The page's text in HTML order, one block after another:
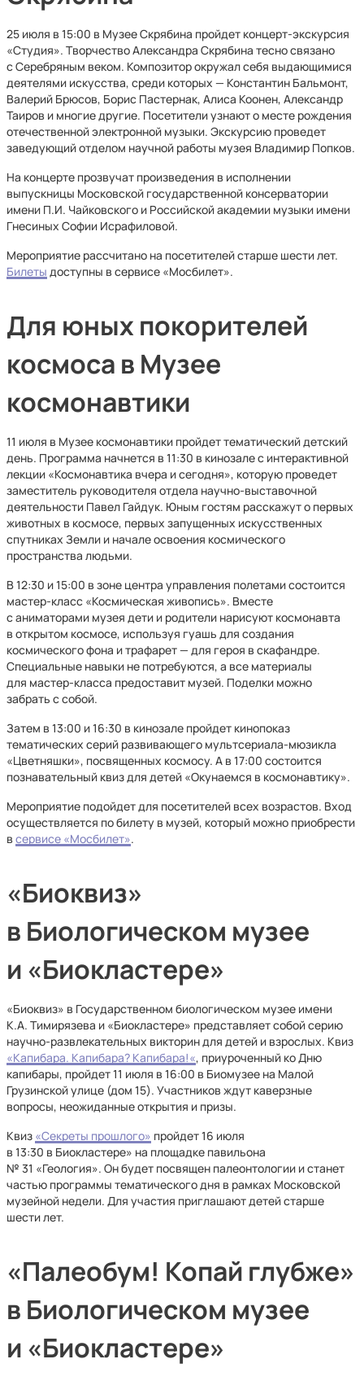
25 июля в 15:00 в Музее Скрябина пройдет концерт-экскурсия
«Студия». Творчество Александра Скрябина тесно связано
с Серебряным веком. Композитор окружал себя выдающимися
деятелями искусства, среди которых — Константин Бальмонт,
Валерий Брюсов, Борис Пастернак, Алиса Коонен, Александр
Таиров и многие другие. Посетители узнают о месте рождения
отечественной электронной музыки. Экскурсию проведет
заведующий отделом научной работы музея Владимир Попков.
На концерте прозвучат произведения в исполнении
выпускницы Московской государственной консерватории
имени П.И. Чайковского и Российской академии музыки имени
Гнесиных Софии Исрафиловой.
Мероприятие рассчитано на посетителей старше шести лет.
Билеты доступны в сервисе «Мосбилет».
Для юных покорителей
космоса в Музее
космонавтики
11 июля в Музее космонавтики пройдет тематический детский
день. Программа начнется в 11:30 в кинозале с интерактивной
лекции «Космонавтика вчера и сегодня», которую проведет
заместитель руководителя отдела научно-выставочной
деятельности Павел Гайдук. Юным гостям расскажут о первых
животных в космосе, первых запущенных искусственных
спутниках Земли и начале освоения космического
пространства людьми.
В 12:30 и 15:00 в зоне центра управления полетами состоится
мастер-класс «Космическая живопись». Вместе
с аниматорами музея дети и родители нарисуют космонавта
в открытом космосе, используя гуашь для создания
космического фона и трафарет — для героя в скафандре.
Специальные навыки не потребуются, а все материалы
для мастер-класса предоставит музей. Поделки можно
забрать с собой.
Затем в 13:00 и 16:30 в кинозале пройдет кинопоказ
тематических серий развивающего мультсериала-мюзикла
«Цветняшки», посвященных космосу. А в 17:00 состоится
познавательный квиз для детей «Окунаемся в космонавтику».
Мероприятие подойдет для посетителей всех возрастов. Вход
осуществляется по билету в музей, который можно приобрести
в сервисе «Мосбилет».
«Биоквиз»
в Биологическом музее
и «Биокластере»
«Биоквиз» в Государственном биологическом музее имени
К.А. Тимирязева и «Биокластере» представляет собой серию
научно-развлекательных викторин для детей и взрослых. Квиз
«Капибара. Капибара? Капибара!«, приуроченный ко Дню
капибары, пройдет 11 июля в 16:00 в Биомузее на Малой
Грузинской улице (дом 15). Участников ждут каверзные
вопросы, неожиданные открытия и призы.
Квиз «Секреты прошлого» пройдет 16 июля
в 13:30 в Биокластере» на площадке павильона
№ 31 «Геология». Он будет посвящен палеонтологии и станет
частью программы тематического дня в рамках Московской
музейной недели. Для участия приглашают детей старше
шести лет.
«Палеобум! Копай глубже»
в Биологическом музее
и «Биокластере»